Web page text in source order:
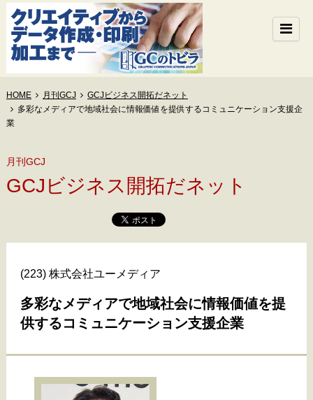
HOME 月刊GCJ
GCJビジネス開拓だネット
多彩なメディアで地域社会に情報価値を提供するコミュニケーション支援企
業
月刊GCJ
GCJビジネス開拓だネット
(223) 株式会社ユーメディア
多彩なメディアで地域社会に情報価値を提
供するコミュニケーション支援企業